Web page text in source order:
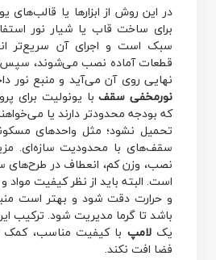
در این روش از ابزارها یا قالب‌های
برای ساخت قاب یا شیار نور
سبک است و اجرای آن سریع‌تر
قطعات آماده نصب می‌شوند،
نهایی روی آن می‌آید و منبع نور
نورمخفی سقفبا یونولیت برای
که بودجه محدودتر دارند یا
تحمیل نشود؛ مثل واحدهای
سقف‌های با محدودیت سازه‌ای.
نصب، وزن کم، انعطاف در طرح‌های
است. البته باید از نظر کیفیت مواد
و حرارت دقت شود و بهتر است
باشد تا گرما مدیریت شود. ترکیب
یکلامپ با کیفیت مناسب، کمک
فضا افت نکند.